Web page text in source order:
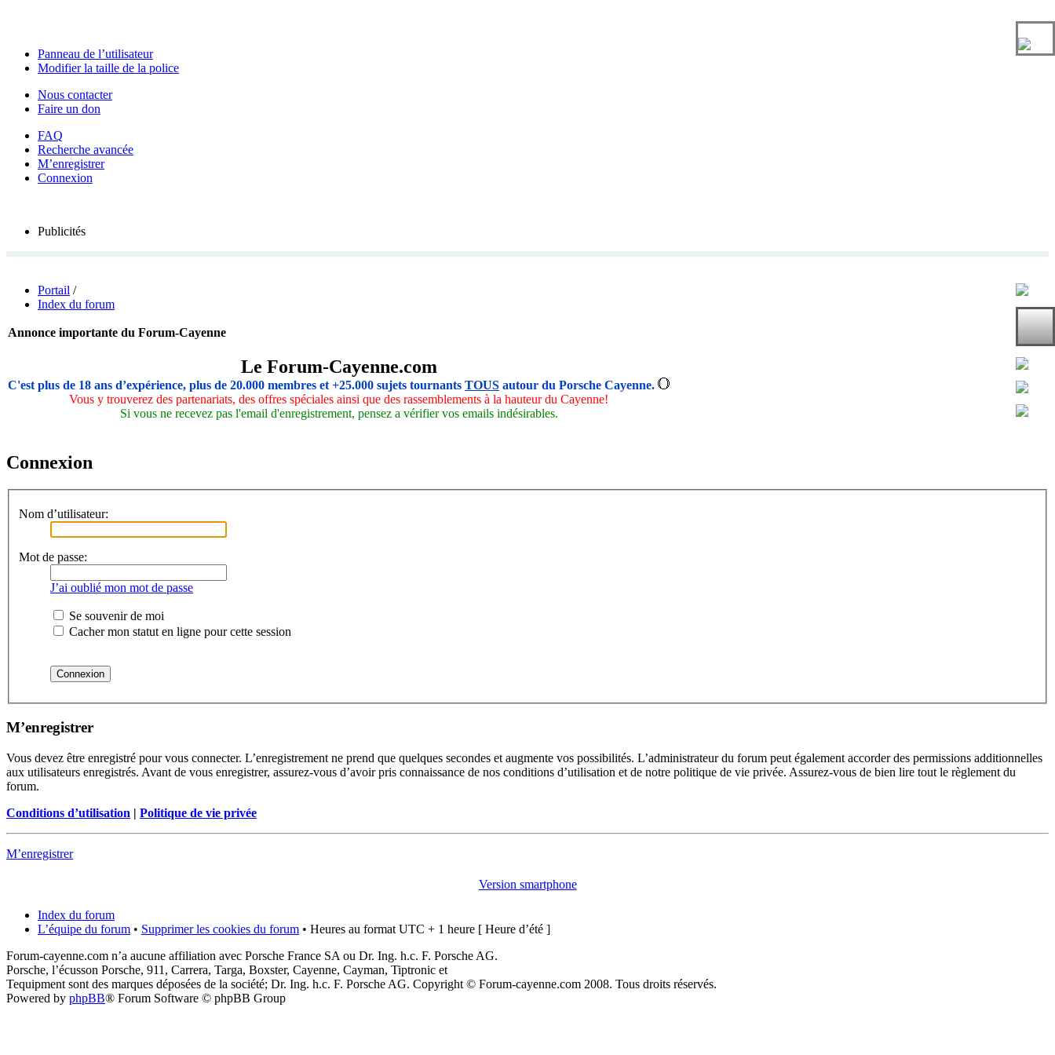
Panneau de l’utilisateur
Modifier la taille de la police
Nous contacter
Faire un don
FAQ
Recherche avancée
M’enregistrer
Connexion
Publicités
Portail /
Index du forum
Annonce importante du Forum-Cayenne
Le Forum-Cayenne.com
C'est plus de 18 ans d’expérience, plus de 20.000 membres et +25.000 sujets tournants TOUS autour du Porsche Cayenne.
Vous y trouverez des partenariats, des offres spéciales ainsi que des rassemblements à la hauteur du Cayenne!
Si vous ne recevez pas l'email d'enregistrement, pensez a vérifier vos emails indésirables.
Connexion
Nom d’utilisateur:
Mot de passe:
J’ai oublié mon mot de passe
Se souvenir de moi
Cacher mon statut en ligne pour cette session
M’enregistrer
Vous devez être enregistré pour vous connecter. L’enregistrement ne prend que quelques secondes et augmente vos possibilités. L’administrateur du forum peut également accorder des permissions additionnelles
aux utilisateurs enregistrés. Avant de vous enregistrer, assurez-vous d’avoir pris connaissance de nos conditions d’utilisation et de notre politique de vie privée. Assurez-vous de bien lire tout le règlement du
forum.
Conditions d’utilisation | Politique de vie privée
M’enregistrer
Version smartphone
Index du forum
L’équipe du forum • Supprimer les cookies du forum • Heures au format UTC + 1 heure [ Heure d’été ]
Forum-cayenne.com n’a aucune affiliation avec Porsche France SA ou Dr. Ing. h.c. F. Porsche AG.
Porsche, l’écusson Porsche, 911, Carrera, Targa, Boxster, Cayenne, Cayman, Tiptronic et
Tequipment sont des marques déposées de la société; Dr. Ing. h.c. F. Porsche AG. Copyright © Forum-cayenne.com 2008. Tous droits réservés.
Powered by phpBB® Forum Software © phpBB Group